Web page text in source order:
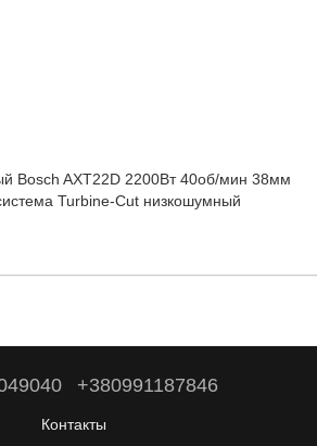
Bosch AXT22D 2200Вт 40об/мин 38мм
Turbine-Cut низкошумный
+380991187846
Контакты